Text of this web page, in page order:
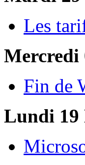
Les
Mercredi
Fin de
Lundi 19